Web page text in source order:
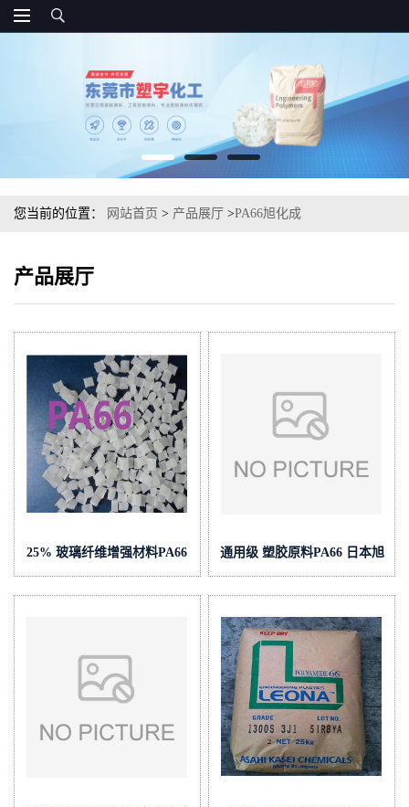
您当前的位置： 网站首页 > 产品展厅 >PA66旭化成
产品展厅
25% 玻璃纤维增强材料PA66
日本旭化成 14G25 BK 增强
通用级 塑胶原料PA66 日本旭
化成 1402SH XA1 注塑级